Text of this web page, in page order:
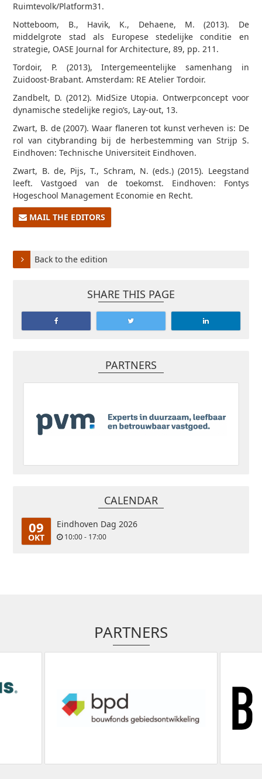
Ruimtevolk/Platform31.
Notteboom, B., Havik, K., Dehaene, M. (2013). De
middelgrote stad als Europese stedelijke conditie en
strategie, OASE Journal for Architecture, 89, pp. 2­11.
Tordoir, P. (2013), Intergemeentelijke samenhang in
Zuidoost-Brabant. Amsterdam: RE Atelier Tordoir.
Zandbelt, D. (2012). Mid­Size Utopia. Ontwerpconcept voor
dynamische stedelijke regio’s, Lay-out, 13.
Zwart, B. de (2007). Waar flaneren tot kunst verheven is: De
rol van citybranding bij de herbestemming van Strijp S.
Eindhoven: Technische Universiteit Eindhoven.
Zwart, B. de, Pijs, T., Schram, N. (eds.) (2015). Leegstand
leeft. Vastgoed van de toekomst. Eindhoven: Fontys
Hogeschool Management Economie en Recht.
MAIL THE EDITORS
Back to the edition
SHARE THIS PAGE
PARTNERS
CALENDAR
09
OKT
Eindhoven Dag 2026
10:00 - 17:00
PARTNERS